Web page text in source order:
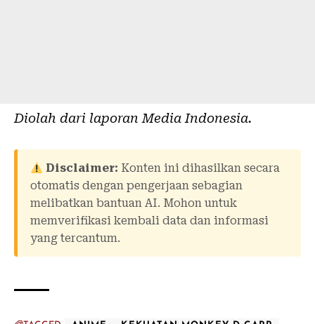
Diolah dari laporan Media Indonesia.
Disclaimer: Konten ini dihasilkan secara
otomatis dengan pengerjaan sebagian
melibatkan bantuan AI. Mohon untuk
memverifikasi kembali data dan informasi
yang tercantum.